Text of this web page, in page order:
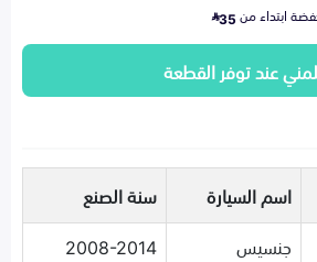
ابتداء من35
عند توفر القطعة
اسم السيارة
سنة الصنع
جنسيس 2008-2014